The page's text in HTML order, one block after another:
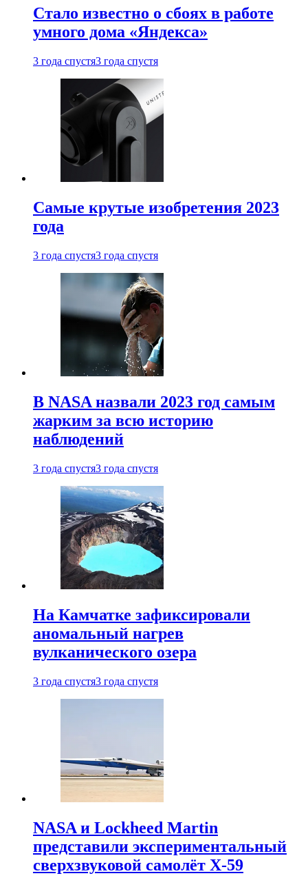
Стало известно о сбоях в работе
умного дома «Яндекса»
3 года спустя3 года спустя
Самые крутые изобретения 2023
года
3 года спустя3 года спустя
В NASA назвали 2023 год самым
жарким за всю историю
наблюдений
3 года спустя3 года спустя
На Камчатке зафиксировали
аномальный нагрев
вулканического озера
3 года спустя3 года спустя
NASA и Lockheed Martin
представили экспериментальный
сверхзвуковой самолёт X-59